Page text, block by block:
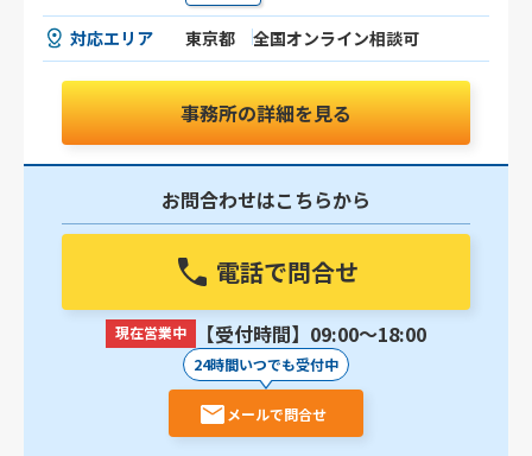
対応エリア 東京都 全国オンライン相談可
事務所の詳細を見る
お問合わせはこちらから
電話で問合せ
現在営業中 【受付時間】09:00〜18:00
24時間いつでも受付中
メールで問合せ